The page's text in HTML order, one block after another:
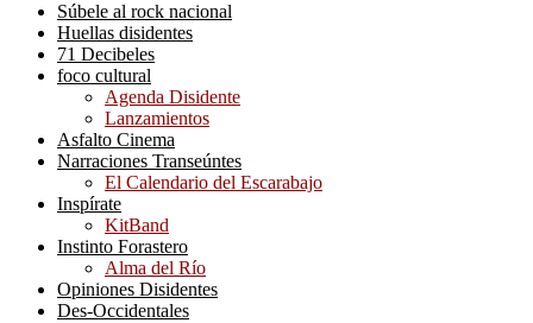
Súbele al rock nacional
Huellas disidentes
71 Decibeles
foco cultural
Agenda Disidente
Lanzamientos
Asfalto Cinema
Narraciones Transeúntes
El Calendario del Escarabajo
Inspírate
KitBand
Instinto Forastero
Alma del Río
Opiniones Disidentes
Des-Occidentales